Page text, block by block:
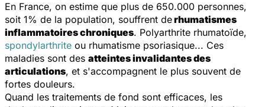
En France, on estime que plus de 650.000 personnes,
soit 1% de la population, souffrent derhumatismes
inflammatoires chroniques. Polyarthrite rhumatoïde,
spondylarthrite ou rhumatisme psoriasique... Ces
maladies sont des atteintes invalidantes des
articulations, et s'accompagnent le plus souvent de
fortes douleurs.
Quand les traitements de fond sont efficaces, les